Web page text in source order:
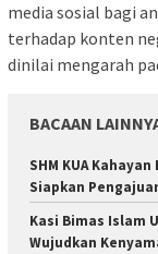
media sosial bagi
terhadap konten
dinilai mengarah
BACAAN
SHM KUA
Siapkan
Kasi Bimas Islam
Wujudkan